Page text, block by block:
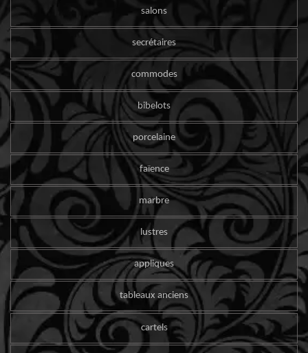
salons
secrétaires
commodes
bibelots
porcelaine
faïence
marbre
lustres
appliques
tableaux anciens
cartels